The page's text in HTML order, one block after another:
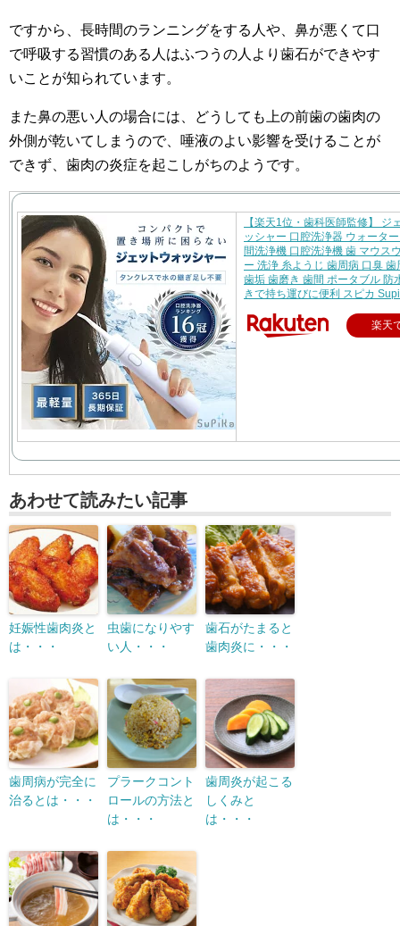
ですから、長時間のランニングをする人や、鼻が悪くて口
で呼吸する習慣のある人はふつうの人より歯石ができやす
いことが知られています。
また鼻の悪い人の場合には、どうしても上の前歯の歯肉の
外側が乾いてしまうので、唾液のよい影響を受けることが
できず、歯肉の炎症を起こしがちのようです。
【楽天1位・歯科医師監修】 ジ
ッシャー 口腔洗浄器 ウォータ
間洗浄機 口腔洗浄機 歯 マウス
ー 洗浄 糸ようじ 歯周病 口臭 歯
歯垢 歯磨き 歯間 ポータブル 防
きで持ち運びに便利 スピカ
楽天
あわせて読みたい記事
妊娠性歯肉炎と
は・・・
虫歯になりやす
い人・・・
歯石がたまると
歯肉炎に・・・
歯周病が完全に
治るとは・・・
プラークコント
ロールの方法と
は・・・
歯周炎が起こる
しくみと
は・・・